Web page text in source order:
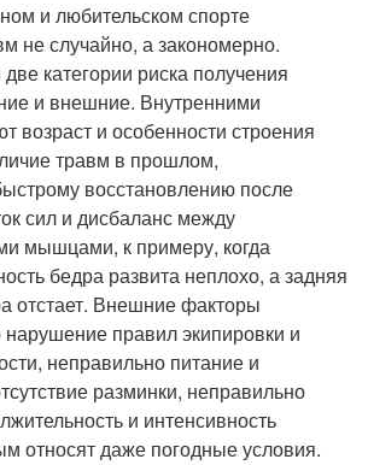
и любительском спорте
не случайно, а закономерно.
категории риска получения
и внешние. Внутренними
возраст и особенности строения
травм в прошлом,
восстановлению после
сил и дисбаланс между
мышцами, к примеру, когда
бедра развита неплохо, а задняя
отстает. Внешние факторы
нарушение правил экипировки и
неправильно питание и
разминки, неправильно
и интенсивность
относят даже погодные условия.